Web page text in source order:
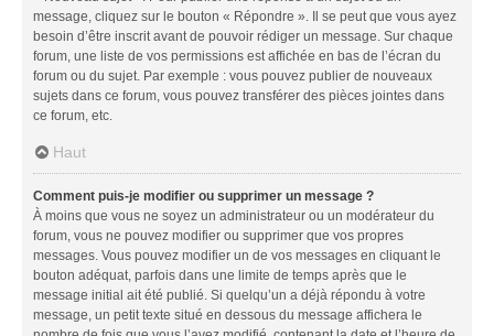
message, cliquez sur le bouton « Répondre ». Il se peut que vous ayez
besoin d’être inscrit avant de pouvoir rédiger un message. Sur chaque
forum, une liste de vos permissions est affichée en bas de l’écran du
forum ou du sujet. Par exemple : vous pouvez publier de nouveaux
sujets dans ce forum, vous pouvez transférer des pièces jointes dans
ce forum, etc.
Haut
Comment puis-je modifier ou supprimer un message ?
À moins que vous ne soyez un administrateur ou un modérateur du
forum, vous ne pouvez modifier ou supprimer que vos propres
messages. Vous pouvez modifier un de vos messages en cliquant le
bouton adéquat, parfois dans une limite de temps après que le
message initial ait été publié. Si quelqu’un a déjà répondu à votre
message, un petit texte situé en dessous du message affichera le